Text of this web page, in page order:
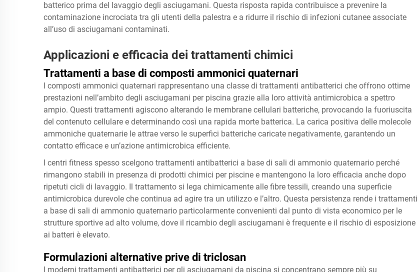
batterico prima del lavaggio degli asciugamani. Questa risposta rapida contribuisce a prevenire la
contaminazione incrociata tra gli utenti della palestra e a ridurre il rischio di infezioni cutanee associate
all’uso di asciugamani contaminati.
Applicazioni e efficacia dei trattamenti chimici
Trattamenti a base di composti ammonici quaternari
I composti ammonici quaternari rappresentano una classe di trattamenti antibatterici che offrono ottime
prestazioni nell’ambito degli asciugamani per piscina grazie alla loro attività antimicrobica a spettro
ampio. Questi trattamenti agiscono alterando le membrane cellulari batteriche, provocando la fuoriuscita
del contenuto cellulare e determinando così una rapida morte batterica. La carica positiva delle molecole
ammoniche quaternarie le attrae verso le superfici batteriche caricate negativamente, garantendo un
contatto efficace e un’azione antimicrobica efficiente.
I centri fitness spesso scelgono trattamenti antibatterici a base di sali di ammonio quaternario perché
rimangono stabili in presenza di prodotti chimici per piscine e mantengono la loro efficacia anche dopo
ripetuti cicli di lavaggio. Il trattamento si lega chimicamente alle fibre tessili, creando una superficie
antimicrobica durevole che continua ad agire tra un utilizzo e l’altro. Questa persistenza rende i trattamenti
a base di sali di ammonio quaternario particolarmente convenienti dal punto di vista economico per le
strutture sportive ad alto volume, dove il ricambio degli asciugamani è frequente e il rischio di esposizione
ai batteri è elevato.
Formulazioni alternative prive di triclosan
I moderni trattamenti antibatterici per gli asciugamani da piscina si concentrano sempre più su